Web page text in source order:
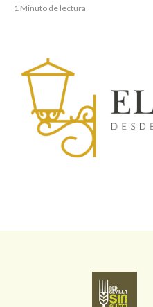
1 Minuto de lectura